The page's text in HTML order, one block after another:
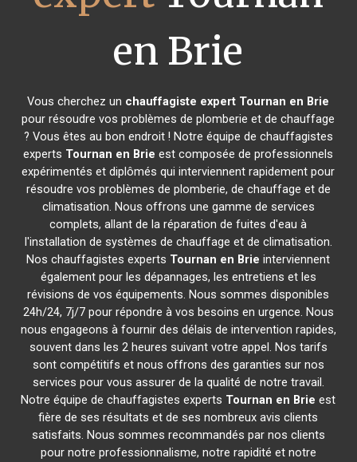
en Brie
Vous cherchez un chauffagiste expert Tournan en Brie
pour résoudre vos problèmes de plomberie et de chauffage
? Vous êtes au bon endroit ! Notre équipe de chauffagistes
experts Tournan en Brie est composée de professionnels
expérimentés et diplômés qui interviennent rapidement pour
résoudre vos problèmes de plomberie, de chauffage et de
climatisation. Nous offrons une gamme de services
complets, allant de la réparation de fuites d'eau à
l'installation de systèmes de chauffage et de climatisation.
Nos chauffagistes experts Tournan en Brie interviennent
également pour les dépannages, les entretiens et les
révisions de vos équipements. Nous sommes disponibles
24h/24, 7j/7 pour répondre à vos besoins en urgence. Nous
nous engageons à fournir des délais de intervention rapides,
souvent dans les 2 heures suivant votre appel. Nos tarifs
sont compétitifs et nous offrons des garanties sur nos
services pour vous assurer de la qualité de notre travail.
Notre équipe de chauffagistes experts Tournan en Brie est
fière de ses résultats et de ses nombreux avis clients
satisfaits. Nous sommes recommandés par nos clients
pour notre professionnalisme, notre rapidité et notre